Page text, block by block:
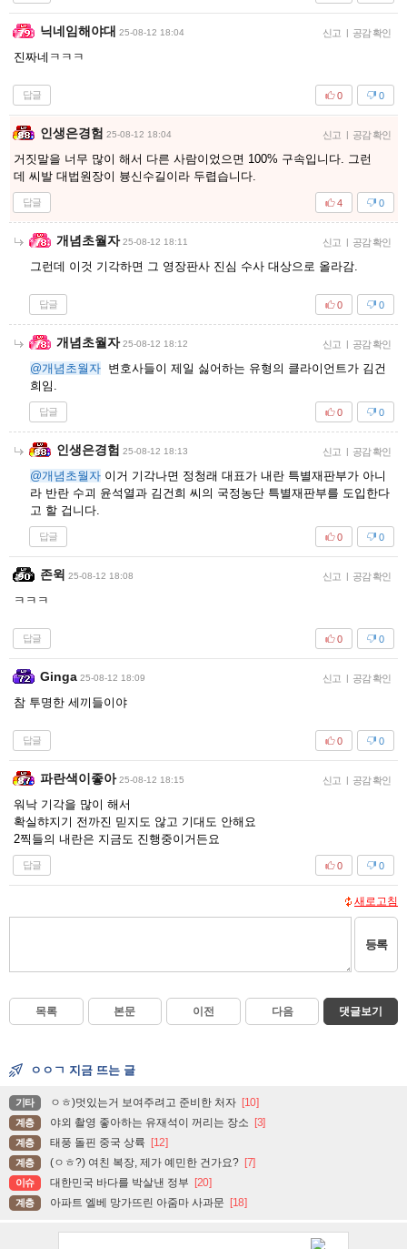
닉네임해야대 25-08-12 18:04 신고 | 공감 확인
진짜네ㅋㅋㅋ
답글 0
0
인생은경험 25-08-12 18:04 신고 | 공감 확인
거짓말을 너무 많이 해서 다른 사람이었으면 100% 구속입니다. 그런
데 씨발 대법원장이 븅신수길이라 두렵습니다.
답글 0
4
개념초월자 25-08-12 18:11 신고 | 공감 확인
그런데 이것 기각하면 그 영장판사 진심 수사 대상으로 올라감.
답글 0
0
개념초월자 25-08-12 18:12 신고 | 공감 확인
@개념초월자 변호사들이 제일 싫어하는 유형의 클라이언트가 김건
희임.
답글 0
0
인생은경험 25-08-12 18:13 신고 | 공감 확인
@개념초월자 이거 기각나면 정청래 대표가 내란 특별재판부가 아니
라 반란 수괴 윤석열과 김건희 씨의 국정농단 특별재판부를 도입한다
고 할 겁니다.
답글 0
0
존윅 25-08-12 18:08 신고 | 공감 확인
ㅋㅋㅋ
답글 0
0
Ginga 25-08-12 18:09 신고 | 공감 확인
참 투명한 세끼들이야
답글 0
0
파란색이좋아 25-08-12 18:15 신고 | 공감 확인
워낙 기각을 많이 해서
확실햐지기 전까진 믿지도 않고 기대도 안해요
2찍들의 내란은 지금도 진행중이거든요
답글 0
0
새로고침
등록
목록 본문 이전 다음 댓글보기
ㅇㅇㄱ 지금 뜨는 글
기타 ㅇㅎ)멋있는거 보여주려고 준비한 처자 [10]
계층 야외 촬영 좋아하는 유재석이 꺼리는 장소 [3]
계층 태풍 돌핀 중국 상륙 [12]
계층 (ㅇㅎ?) 여친 복장, 제가 예민한 건가요? [7]
이슈 대한민국 바다를 박살낸 정부 [20]
계층 아파트 엘베 망가뜨린 아줌마 사과문 [18]